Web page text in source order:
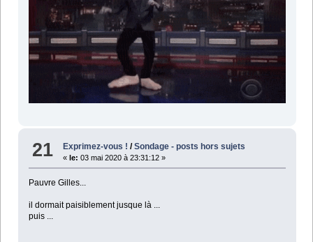
21 Exprimez-vous ! /Sondage - posts hors sujets
«le: 03 mai 2020 à 23:31:12 »
Pauvre Gilles...
il dormait paisiblement jusque là ...
puis ...